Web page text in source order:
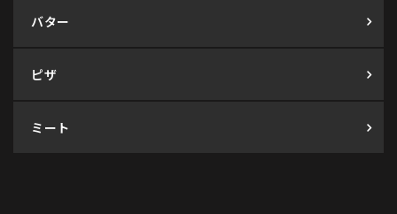
バター
ピザ
ミート